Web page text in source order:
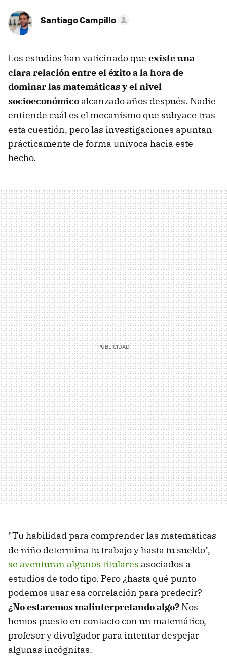
Santiago Campillo
Los estudios han vaticinado que existe una
clara relación entre el éxito a la hora de
dominar las matemáticas y el nivel
socioeconómico alcanzado años después. Nadie
entiende cuál es el mecanismo que subyace tras
esta cuestión, pero las investigaciones apuntan
prácticamente de forma unívoca hacia este
hecho.
"Tu habilidad para comprender las matemáticas
de niño determina tu trabajo y hasta tu sueldo",
se aventuran algunos titulares asociados a
estudios de todo tipo. Pero ¿hasta qué punto
podemos usar esa correlación para predecir?
¿No estaremos malinterpretando algo? Nos
hemos puesto en contacto con un matemático,
profesor y divulgador para intentar despejar
algunas incógnitas.